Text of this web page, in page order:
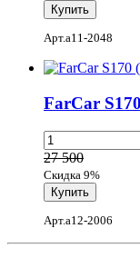
Арт.a11-2048
FarCar
27 500
Скидка 9%
Арт.a12-2006